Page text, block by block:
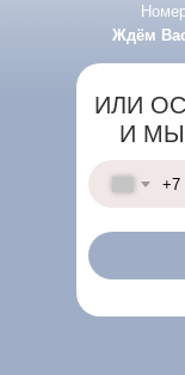
Ждём
ИЛИ
И МЫ
+7